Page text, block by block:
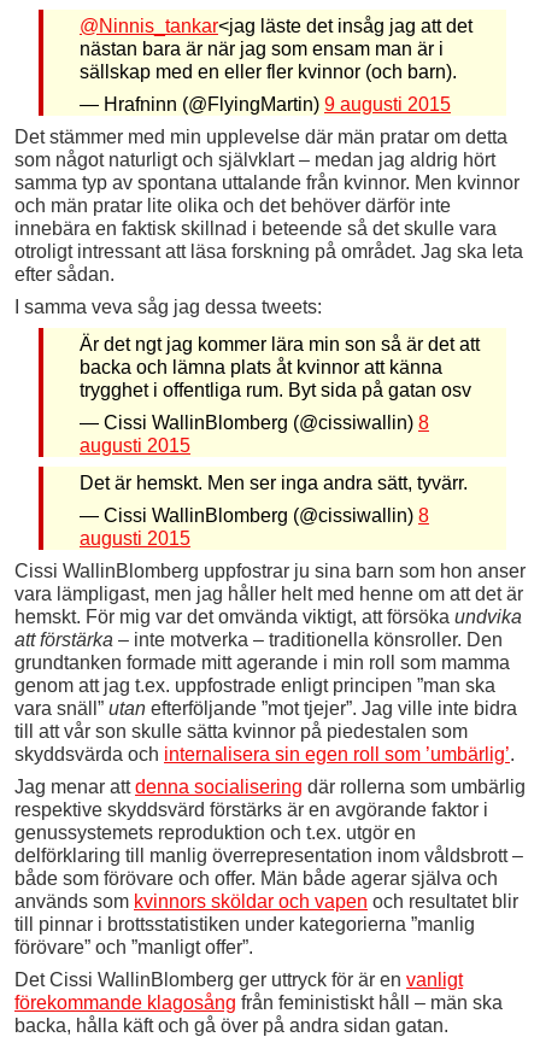
@Ninnis_tankar<jag läste det insåg jag att det
nästan bara är när jag som ensam man är i
sällskap med en eller fler kvinnor (och barn).
— Hrafninn (@FlyingMartin) 9 augusti 2015
Det stämmer med min upplevelse där män pratar om detta
som något naturligt och självklart – medan jag aldrig hört
samma typ av spontana uttalande från kvinnor. Men kvinnor
och män pratar lite olika och det behöver därför inte
innebära en faktisk skillnad i beteende så det skulle vara
otroligt intressant att läsa forskning på området. Jag ska leta
efter sådan.
I samma veva såg jag dessa tweets:
Är det ngt jag kommer lära min son så är det att
backa och lämna plats åt kvinnor att känna
trygghet i offentliga rum. Byt sida på gatan osv
— Cissi WallinBlomberg (@cissiwallin) 8
augusti 2015
Det är hemskt. Men ser inga andra sätt, tyvärr.
— Cissi WallinBlomberg (@cissiwallin) 8
augusti 2015
Cissi WallinBlomberg uppfostrar ju sina barn som hon anser
vara lämpligast, men jag håller helt med henne om att det är
hemskt. För mig var det omvända viktigt, att försöka undvika
att förstärka – inte motverka – traditionella könsroller. Den
grundtanken formade mitt agerande i min roll som mamma
genom att jag t.ex. uppfostrade enligt principen ”man ska
vara snäll” utan efterföljande ”mot tjejer”. Jag ville inte bidra
till att vår son skulle sätta kvinnor på piedestalen som
skyddsvärda och internalisera sin egen roll som ’umbärlig’.
Jag menar attdenna socialisering där rollerna som umbärlig
respektive skyddsvärd förstärks är en avgörande faktor i
genussystemets reproduktion och t.ex. utgör en
delförklaring till manlig överrepresentation inom våldsbrott –
både som förövare och offer. Män både agerar själva och
används som kvinnors sköldar och vapen och resultatet blir
till pinnar i brottsstatistiken under kategorierna ”manlig
förövare” och ”manligt offer”.
Det Cissi WallinBlomberg ger uttryck för är en vanligt
förekommande klagosång från feministiskt håll – män ska
backa, hålla käft och gå över på andra sidan gatan.